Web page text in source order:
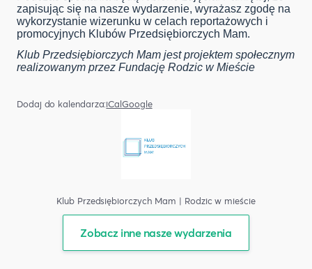
zapisując się na nasze wydarzenie, wyrażasz zgodę na
wykorzystanie wizerunku w celach reportażowych i
promocyjnych Klubów Przedsiębiorczych Mam.
Klub Przedsiębiorczych Mam jest projektem społecznym
realizowanym przez Fundację Rodzic w Mieście
Dodaj do kalendarza:iCalGoogle
Klub Przedsiębiorczych Mam | Rodzic w mieście
Zobacz inne nasze wydarzenia